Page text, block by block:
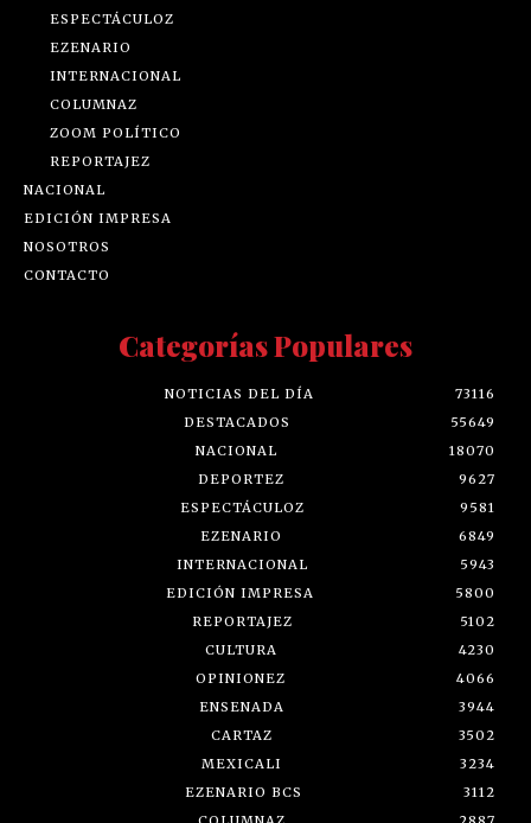
ESPECTÁCULOZ
EZENARIO
INTERNACIONAL
COLUMNAZ
ZOOM POLÍTICO
REPORTAJEZ
NACIONAL
EDICIÓN IMPRESA
NOSOTROS
CONTACTO
Categorías Populares
NOTICIAS DEL DÍA
73116
DESTACADOS
55649
NACIONAL
18070
DEPORTEZ
9627
ESPECTÁCULOZ
9581
EZENARIO
6849
INTERNACIONAL
5943
EDICIÓN IMPRESA
5800
REPORTAJEZ
5102
CULTURA
4230
OPINIONEZ
4066
ENSENADA
3944
CARTAZ
3502
MEXICALI
3234
EZENARIO BCS
3112